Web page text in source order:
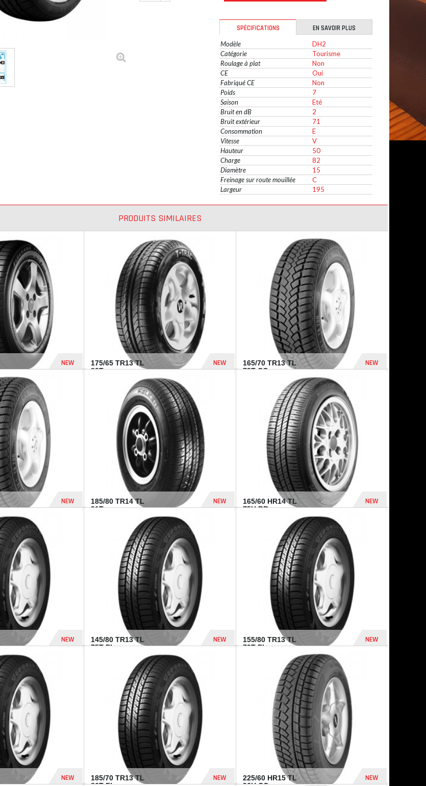
SPÉCIFICATIONS
EN SAVOIR PLUS
Modèle
DH2
Catégorie
Tourisme
Roulage à plat
Non
CE
Oui
Fabriqué CE
Non
Poids
7
Saison
Eté
Bruit en dB
2
Bruit extérieur
71
Consommation
E
Vitesse
V
Hauteur
50
Charge
82
Diamètre
15
Freinage sur route mouillée
C
Largeur
195
PRODUITS SIMILAIRES
NEW
394 Dhs
175/65 TR13 TL
80T...
NEW
165/70 TR13 TL
79T CO...
NEW
364 Dhs
NEW
185/80 TR14 TL
91T...
NEW
448 Dhs
165/60 HR14 TL
75H BR...
NEW
NEW
145/80 TR13 TL
75T FI...
NEW
155/80 TR13 TL
79T FI...
NEW
NEW
185/70 TR13 TL
NEW
225/60 HR15 TL
NEW